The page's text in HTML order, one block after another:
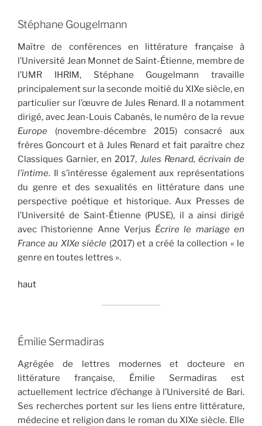
Stéphane Gougelmann
Maître de conférences en littérature française à
l’Université Jean Monnet de Saint-Étienne, membre de
l’UMR IHRIM, Stéphane Gougelmann travaille
principalement sur la seconde moitié du XIXe siècle, en
particulier sur l’œuvre de Jules Renard. Il a notamment
dirigé, avec Jean-Louis Cabanès, le numéro de la revue
Europe (novembre-décembre 2015) consacré aux
frères Goncourt et à Jules Renard et fait paraître chez
Classiques Garnier, en 2017, Jules Renard, écrivain de
l’intime. Il s’intéresse également aux représentations
du genre et des sexualités en littérature dans une
perspective poétique et historique. Aux Presses de
l’Université de Saint-Étienne (PUSE), il a ainsi dirigé
avec l’historienne Anne Verjus Écrire le mariage en
France au XIXesiècle (2017) et a créé la collection « le
genre en toutes lettres ».
haut
Émilie Sermadiras
Agrégée de lettres modernes et docteure en
littérature française, Émilie Sermadiras est
actuellement lectrice d’échange à l’Université de Bari.
Ses recherches portent sur les liens entre littérature,
médecine et religion dans le roman du XIXe siècle. Elle